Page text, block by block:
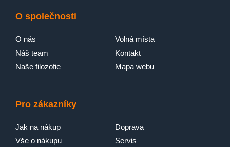
O společnosti
O nás
Náš team
Naše filozofie
Volná místa
Kontakt
Mapa webu
Pro zákazníky
Jak na nákup
Vše o nákupu
Doprava
Servis